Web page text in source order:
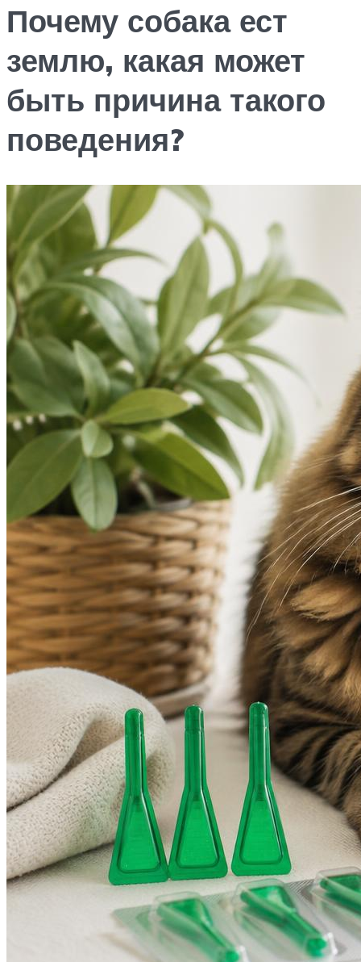
Почему собака ест
землю, какая может
быть причина такого
поведения?